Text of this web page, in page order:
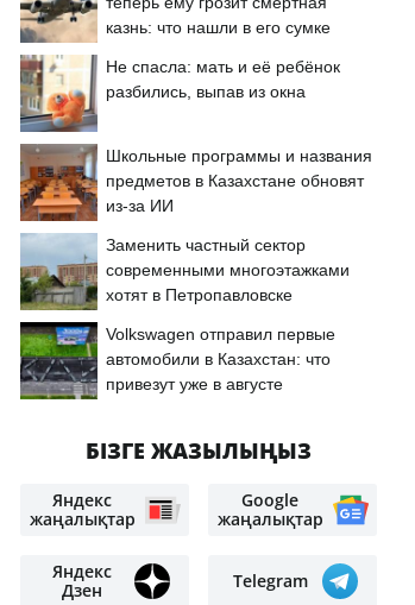
казнь: что нашли в его сумке
Не спасла: мать и её ребёнок
разбились, выпав из окна
Школьные программы и названия
предметов в Казахстане обновят
из-за ИИ
Заменить частный сектор
современными многоэтажками
хотят в Петропавловске
Volkswagen отправил первые
автомобили в Казахстан: что
привезут уже в августе
БІЗГЕ ЖАЗЫЛЫҢЫЗ
Яндекс
жаңалықтар
Google
жаңалықтар
Яндекс
Дзен
Telegram